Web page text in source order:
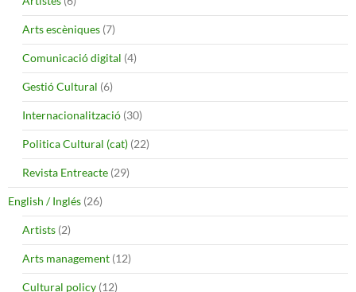
Arts escèniques (7)
Comunicació digital (4)
Gestió Cultural (6)
Internacionalització (30)
Politica Cultural (cat) (22)
Revista Entreacte (29)
English / Inglés (26)
Artists (2)
Arts management (12)
Cultural policy (12)